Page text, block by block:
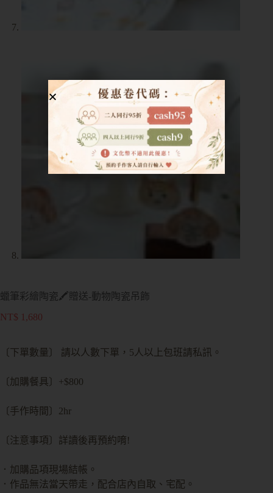
蠟筆彩繪陶瓷🖍️贈送-動物陶瓷吊飾
NT$ 1,680
〔下單數量〕 請以人數下單，5人以上包班請私訊。
〔加購餐具〕+$800
〔手作時間〕2hr
〔注意事項〕詳讀後再預約唷!
．加購品項現場結帳。
．作品無法當天帶走，配合店內自取、宅配。